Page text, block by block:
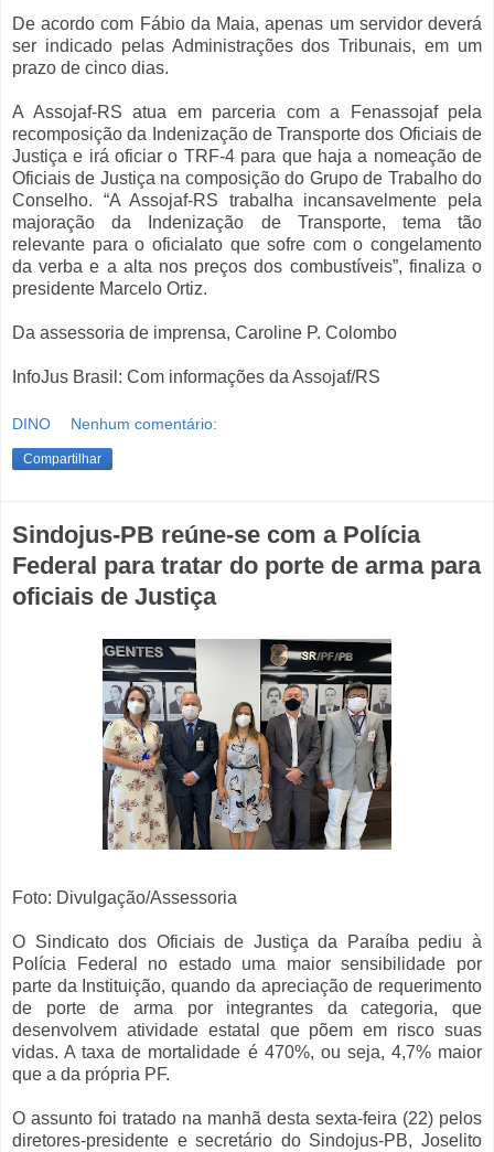
De acordo com Fábio da Maia, apenas um servidor deverá
ser indicado pelas Administrações dos Tribunais, em um
prazo de cinco dias.
A Assojaf-RS atua em parceria com a Fenassojaf pela
recomposição da Indenização de Transporte dos Oficiais de
Justiça e irá oficiar o TRF-4 para que haja a nomeação de
Oficiais de Justiça na composição do Grupo de Trabalho do
Conselho. “A Assojaf-RS trabalha incansavelmente pela
majoração da Indenização de Transporte, tema tão
relevante para o oficialato que sofre com o congelamento
da verba e a alta nos preços dos combustíveis”, finaliza o
presidente Marcelo Ortiz.
Da assessoria de imprensa, Caroline P. Colombo
InfoJus Brasil: Com informações da Assojaf/RS
DINO Nenhum comentário:
Compartilhar
Sindojus-PB reúne-se com a Polícia
Federal para tratar do porte de arma para
oficiais de Justiça
Foto: Divulgação/Assessoria
O Sindicato dos Oficiais de Justiça da Paraíba pediu à
Polícia Federal no estado uma maior sensibilidade por
parte da Instituição, quando da apreciação de requerimento
de porte de arma por integrantes da categoria, que
desenvolvem atividade estatal que põem em risco suas
vidas. A taxa de mortalidade é 470%, ou seja, 4,7% maior
que a da própria PF.
O assunto foi tratado na manhã desta sexta-feira (22) pelos
diretores-presidente e secretário do Sindojus-PB, Joselito